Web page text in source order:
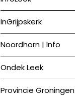
InGrijpskerk
Noordhorn | Info
Ondek Leek
Provincie Groningen